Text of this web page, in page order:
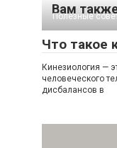
Вам
Полезные
Что такое
Кинезиология —
человеческого
дисбалансов в